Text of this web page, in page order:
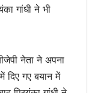
गांधी ने भी
नेता ने अपना
दिए गए बयान में